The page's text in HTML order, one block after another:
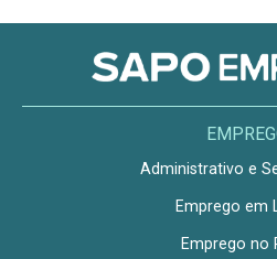
Administrativo e
Emprego em
Emprego no